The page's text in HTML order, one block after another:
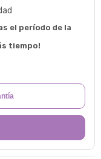
el período de la
tiempo!